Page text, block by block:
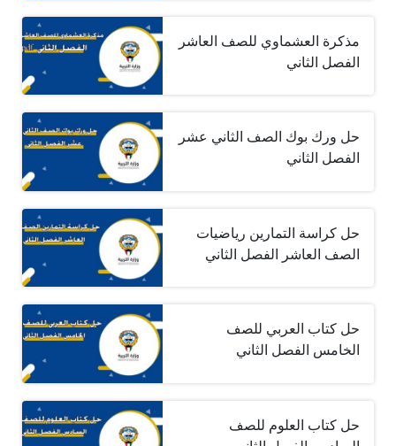
مذكرة العشماوي للصف العاشر
الفصل الثاني
حل ورك بوك الصف الثاني عشر
الفصل الثاني
حل كراسة التمارين رياضيات
الصف العاشر الفصل الثاني
حل كتاب العربي للصف
الخامس الفصل الثاني
حل كتاب العلوم للصف